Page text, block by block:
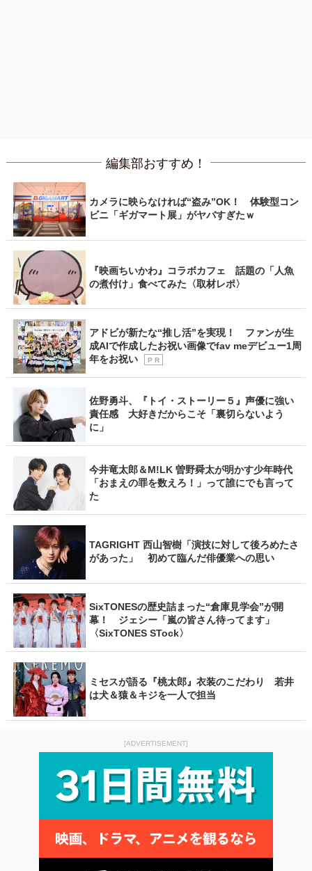
編集部おすすめ！
カメラに映らなければ“盗み”OK！ 体験型コン
ビニ「ギガマート展」がヤバすぎたｗ
『映画ちいかわ』コラボカフェ 話題の「人魚
の煮付け」食べてみた〈取材レポ〉
アドビが新たな“推し活”を実現！ ファンが生
成AIで作成したお祝い画像でfav meデビュー1周
年をお祝い
P R
佐野勇斗、『トイ・ストーリー５』声優に強い
責任感 大好きだからこそ「裏切らないよう
に」
今井竜太郎＆M!LK 曽野舜太が明かす少年時代
「おまえの罪を数えろ！」って誰にでも言って
た
TAGRIGHT 西山智樹「演技に対して後ろめたさ
があった」 初めて臨んだ俳優業への思い
SixTONESの歴史詰まった“倉庫見学会”が開
幕！ ジェシー「嵐の皆さん待ってます」
〈SixTONES STock〉
ミセスが語る『桃太郎』衣装のこだわり 若井
は犬＆猿＆キジを一人で担当
[ADVERTISEMENT]